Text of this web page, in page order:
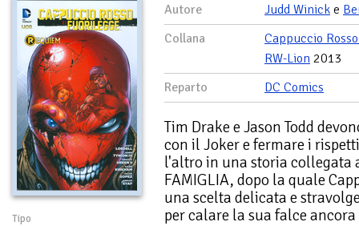
Tipo
Autore Judd Winick e
Collana
Cappuccio
RW-Lion 2013
Reparto
DC Comics
Tim Drake e Jason Todd
con il Joker e fermare i
l'altro in una storia collegata
FAMIGLIA, dopo la quale
una scelta delicata e
per calare la sua falce